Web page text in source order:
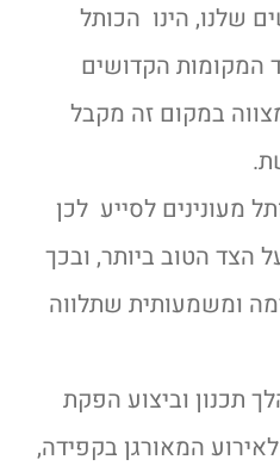
שלנו, הינו הכותל
המקומות הקדושים
במקום זה מקבל
מעונינים לסייע לכן
הצד הטוב ביותר, ובכך
ומשמעותית שתלווה
תכנון וביצוע הפקת
המאורגן בקפידה,